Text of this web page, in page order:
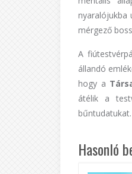
nyaralójukba
mérgező
A
állandó
hogy a
átélik a
bűntudatukat.
Hasonló